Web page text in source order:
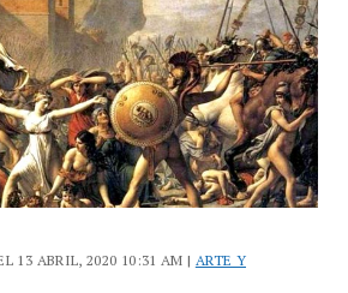
13 ABRIL, 2020 10:31 AM | ARTE Y